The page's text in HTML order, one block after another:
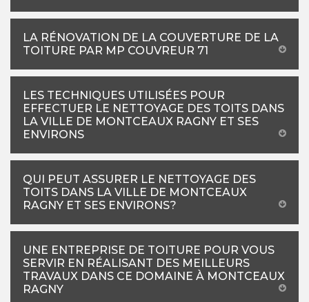
LA RÉNOVATION DE LA COUVERTURE DE LA
TOITURE PAR MP COUVREUR 71
LES TECHNIQUES UTILISÉES POUR
EFFECTUER LE NETTOYAGE DES TOITS DANS
LA VILLE DE MONTCEAUX RAGNY ET SES
ENVIRONS
QUI PEUT ASSURER LE NETTOYAGE DES
TOITS DANS LA VILLE DE MONTCEAUX
RAGNY ET SES ENVIRONS?
UNE ENTREPRISE DE TOITURE POUR VOUS
SERVIR EN RÉALISANT DES MEILLEURS
TRAVAUX DANS CE DOMAINE À MONTCEAUX
RAGNY